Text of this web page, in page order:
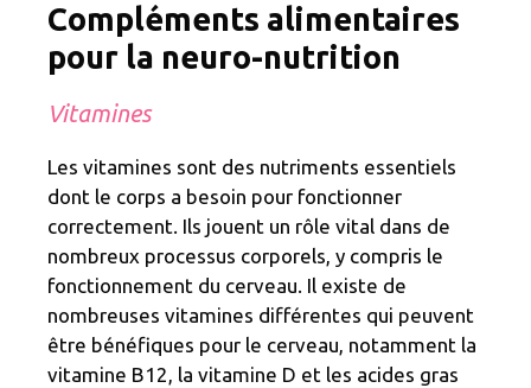
Compléments alimentaires
pour la neuro-nutrition
Vitamines
Les vitamines sont des nutriments essentiels
dont le corps a besoin pour fonctionner
correctement. Ils jouent un rôle vital dans de
nombreux processus corporels, y compris le
fonctionnement du cerveau. Il existe de
nombreuses vitamines différentes qui peuvent
être bénéfiques pour le cerveau, notamment la
vitamine B12, la vitamine D et les acides gras